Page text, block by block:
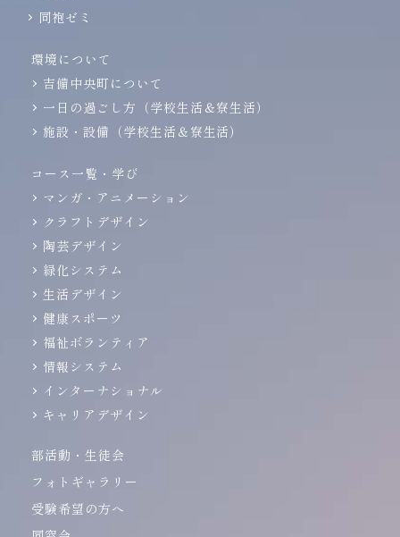
同袍ゼミ
環境について
吉備中央町について
一日の過ごし方（学校生活＆寮生活）
施設・設備（学校生活＆寮生活）
コース一覧・学び
マンガ・アニメーション
クラフトデザイン
陶芸デザイン
緑化システム
生活デザイン
健康スポーツ
福祉ボランティア
情報システム
インターナショナル
キャリアデザイン
部活動・生徒会
フォトギャラリー
受験希望の方へ